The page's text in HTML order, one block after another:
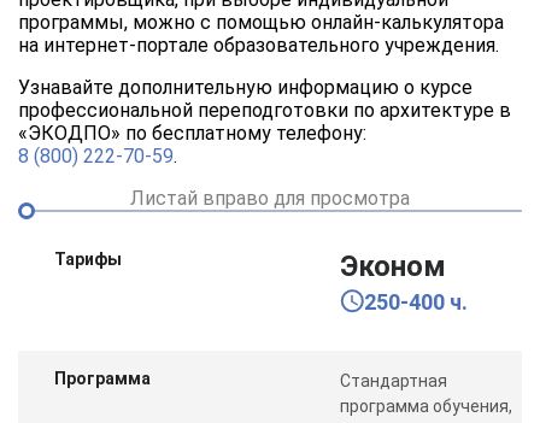
программы, можно с помощью онлайн-калькулятора
на интернет-портале образовательного учреждения.
Узнавайте дополнительную информацию о курсе
профессиональной переподготовки по архитектуре в
«ЭКОДПО» по бесплатному телефону:
8 (800) 222-70-59.
Листай вправо для просмотра
Тарифы Эконом
250-400 ч.
Программа
Стандартная
программа обучения,